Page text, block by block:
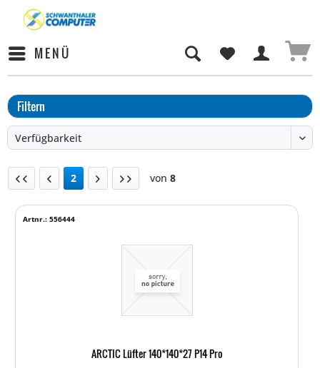
MENÜ
Filtern
2 von 8
ARCTIC Lüfter 140*140*27 P14 Pro
Artnr.: 556444